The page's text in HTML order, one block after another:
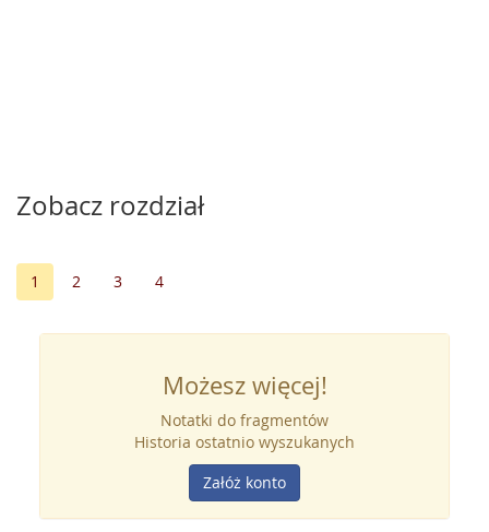
Zobacz rozdział
1 2 3 4
Możesz więcej!
Notatki do fragmentów
Historia ostatnio wyszukanych
Załóż konto